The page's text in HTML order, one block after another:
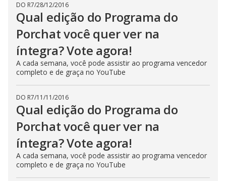
DO R7/28/12/2016
Qual edição do Programa do
Porchat você quer ver na
íntegra? Vote agora!
A cada semana, você pode assistir ao programa vencedor
completo e de graça no YouTube
DO R7/11/11/2016
Qual edição do Programa do
Porchat você quer ver na
íntegra? Vote agora!
A cada semana, você pode assistir ao programa vencedor
completo e de graça no YouTube